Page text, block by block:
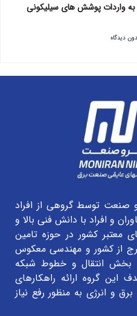
به واردات پوشش های سیلیکونی
دیدگاه
صنعت توسط گروهی از افراد
و افراد با دانش فنی بالا و
معتبر کشور در حوزه تامین
از کشور و مهندسی معکوس
بخش انتقال و خطوط شبکه
گروه ارائه راهکارهای
و انرژی به منظور رفع نیاز